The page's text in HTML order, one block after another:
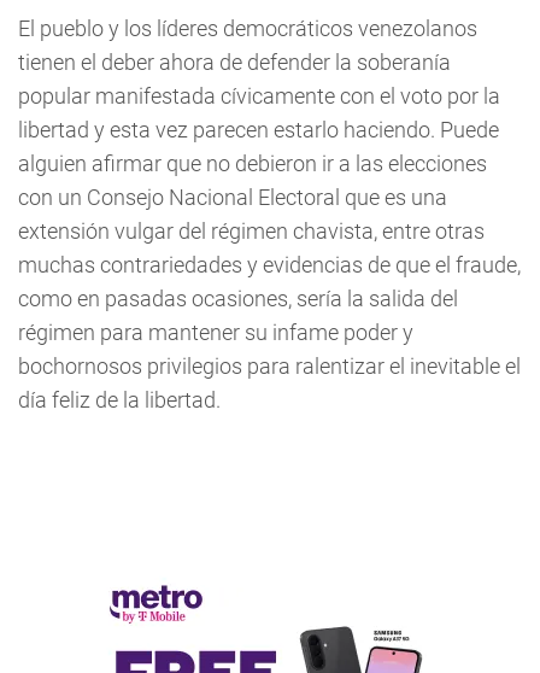
El pueblo y los líderes democráticos venezolanos
tienen el deber ahora de defender la soberanía
popular manifestada cívicamente con el voto por la
libertad y esta vez parecen estarlo haciendo. Puede
alguien afirmar que no debieron ir a las elecciones
con un Consejo Nacional Electoral que es una
extensión vulgar del régimen chavista, entre otras
muchas contrariedades y evidencias de que el fraude,
como en pasadas ocasiones, sería la salida del
régimen para mantener su infame poder y
bochornosos privilegios para ralentizar el inevitable el
día feliz de la libertad.